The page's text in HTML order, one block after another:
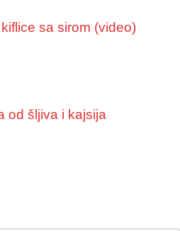
sa sirom (video)
od šljiva i kajsija